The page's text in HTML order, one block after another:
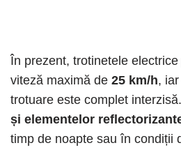
În prezent, trotinetele
viteză maximă de 25 km/h,
trotuare este complet
și elementelor
timp de noapte sau în condiții